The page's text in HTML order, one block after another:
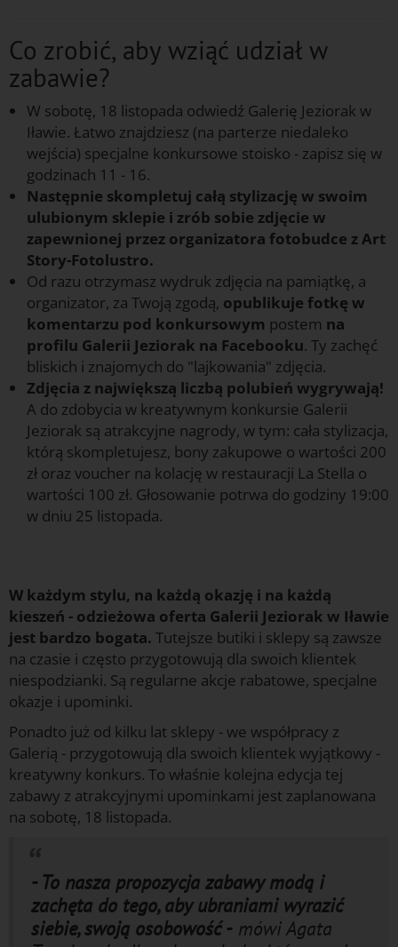
Co zrobić, aby wziąć udział w
zabawie?
W sobotę, 18 listopada odwiedź Galerię Jeziorak w
Iławie. Łatwo znajdziesz (na parterze niedaleko
wejścia) specjalne konkursowe stoisko - zapisz się w
godzinach 11 - 16.
Następnie skompletuj całą stylizację w swoim
ulubionym sklepie i zrób sobie zdjęcie w
zapewnionej przez organizatora fotobudce z Art
Story-Fotolustro.
Od razu otrzymasz wydruk zdjęcia na pamiątkę, a
organizator, za Twoją zgodą, opublikuje fotkę w
komentarzu pod konkursowym postem na
profilu Galerii Jeziorak na Facebooku. Ty zachęć
bliskich i znajomych do "lajkowania" zdjęcia.
Zdjęcia z największą liczbą polubień wygrywają!
A do zdobycia w kreatywnym konkursie Galerii
Jeziorak są atrakcyjne nagrody, w tym: cała stylizacja,
którą skompletujesz, bony zakupowe o wartości 200
zł oraz voucher na kolację w restauracji La Stella o
wartości 100 zł. Głosowanie potrwa do godziny 19:00
w dniu 25 listopada.
W każdym stylu, na każdą okazję i na każdą
kieszeń - odzieżowa oferta Galerii Jeziorak w Iławie
jest bardzo bogata. Tutejsze butiki i sklepy są zawsze
na czasie i często przygotowują dla swoich klientek
niespodzianki. Są regularne akcje rabatowe, specjalne
okazje i upominki.
Ponadto już od kilku lat sklepy - we współpracy z
Galerią - przygotowują dla swoich klientek wyjątkowy -
kreatywny konkurs. To właśnie kolejna edycja tej
zabawy z atrakcyjnymi upominkami jest zaplanowana
na sobotę, 18 listopada.
- To nasza propozycja zabawy modą i
zachęta do tego, aby ubraniami wyrazić
siebie, swoją osobowość - mówi Agata